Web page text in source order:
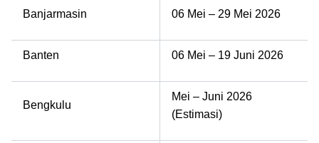
Banjarmasin 06 Mei – 29 Mei 2026
Banten 06 Mei – 19 Juni 2026
Bengkulu
Mei – Juni 2026
(Estimasi)